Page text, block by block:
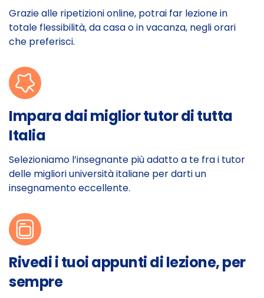
Grazie alle ripetizioni online, potrai far lezione in
totale flessibilità, da casa o in vacanza, negli orari
che preferisci.
Impara dai miglior tutor di tutta
Italia
Selezioniamo l’insegnante più adatto a te fra i tutor
delle migliori università italiane per darti un
insegnamento eccellente.
Rivedi i tuoi appunti di lezione, per
sempre